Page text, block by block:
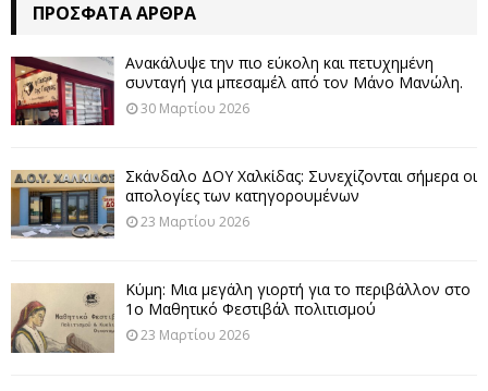
ΠΡΌΣΦΑΤΑ ΆΡΘΡΑ
Ανακάλυψε την πιο εύκολη και πετυχημένη
συνταγή για μπεσαμέλ από τον Μάνο Μανώλη.
30 Μαρτίου 2026
Σκάνδαλο ΔΟΥ Χαλκίδας: Συνεχίζονται σήμερα οι
απολογίες των κατηγορουμένων
23 Μαρτίου 2026
Κύμη: Μια μεγάλη γιορτή για το περιβάλλον στο
1ο Μαθητικό Φεστιβάλ πολιτισμού
23 Μαρτίου 2026